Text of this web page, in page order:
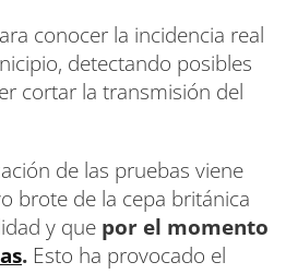
conocer la incidencia real
detectando posibles
cortar la transmisión del
de las pruebas viene
brote de la cepa británica
y que por el momento
. Esto ha provocado el